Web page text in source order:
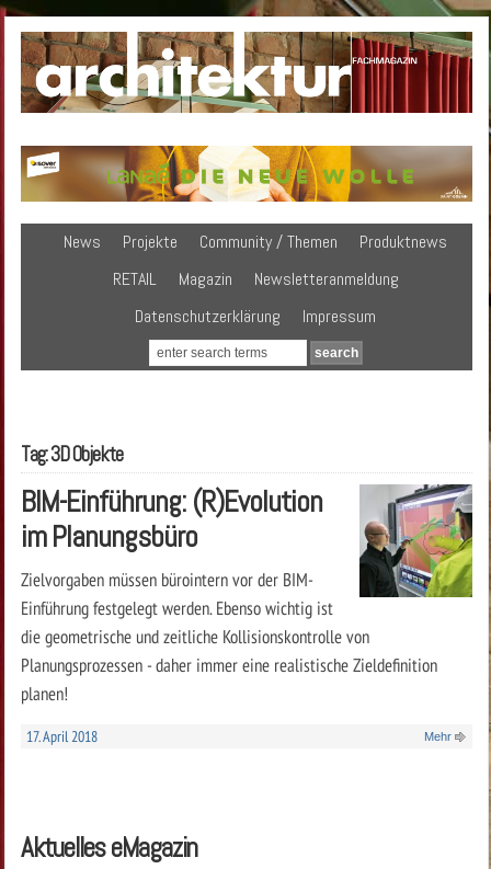
News Projekte Community / Themen
Produktnews
RETAIL
Magazin
Newsletteranmeldung
Datenschutzerklärung
Impressum
Tag: 3D Objekte
BIM-Einführung: (R)Evolution
im Planungsbüro
Zielvorgaben müssen bürointern vor der BIM-
Einführung festgelegt werden. Ebenso wichtig ist
die geometrische und zeitliche Kollisionskontrolle von
Planungsprozessen - daher immer eine realistische Zieldefinition
planen!
17. April 2018 Mehr
Aktuelles eMagazin